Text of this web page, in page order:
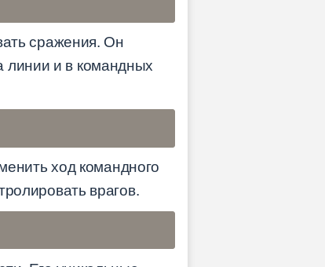
сражения. Он
и в командных
ход командного
врагов.